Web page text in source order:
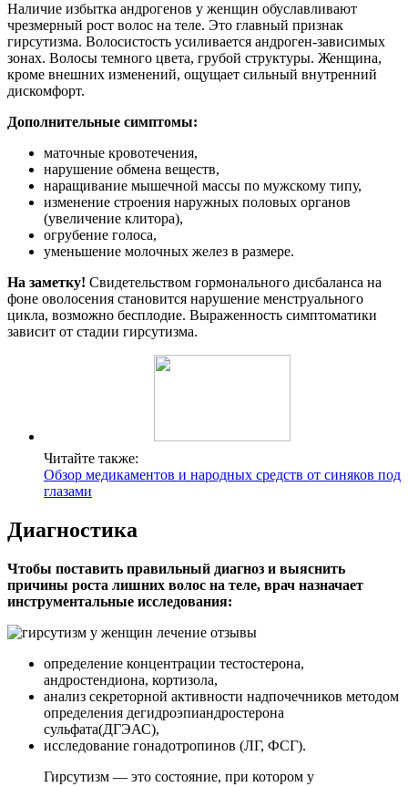
Наличие избытка андрогенов у женщин обуславливают
чрезмерный рост волос на теле. Это главный признак
гирсутизма. Волосистость усиливается андроген-зависимых
зонах. Волосы темного цвета, грубой структуры. Женщина,
кроме внешних изменений, ощущает сильный внутренний
дискомфорт.
Дополнительные симптомы:
маточные кровотечения,
нарушение обмена веществ,
наращивание мышечной массы по мужскому типу,
изменение строения наружных половых органов
(увеличение клитора),
огрубение голоса,
уменьшение молочных желез в размере.
На заметку! Свидетельством гормонального дисбаланса на
фоне оволосения становится нарушение менструального
цикла, возможно бесплодие. Выраженность симптоматики
зависит от стадии гирсутизма.
Читайте также:
Обзор медикаментов и народных средств от синяков под
глазами
Диагностика
Чтобы поставить правильный диагноз и выяснить
причины роста лишних волос на теле, врач назначает
инструментальные исследования:
определение концентрации тестостерона,
андростендиона, кортизола,
анализ секреторной активности надпочечников методом
определения дегидроэпиандростерона
сульфата(ДГЭАС),
исследование гонадотропинов (ЛГ, ФСГ).
Гирсутизм — это состояние, при котором у